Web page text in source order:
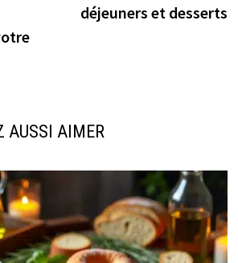
déjeuners et desserts
AUSSI AIMER